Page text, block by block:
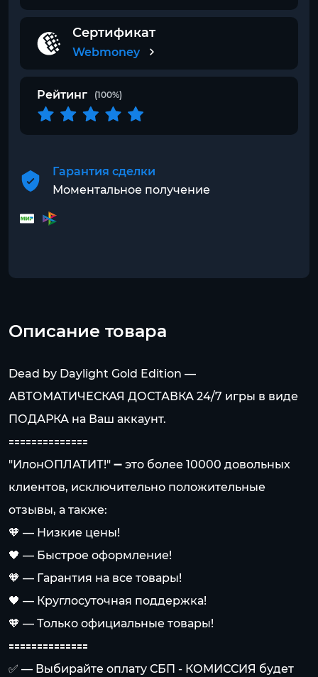
Сертификат
Webmoney
Рейтинг (100%)
Гарантия сделки
Моментальное получение
Описание товара
Dead by Daylight Gold Edition —
АВТОМАТИЧЕСКАЯ ДОСТАВКА 24/7 игры в виде
ПОДАРКА на Ваш аккаунт.
🟰🟰🟰🟰🟰🟰🟰🟰🟰🟰🟰🟰🟰🟰
"ИлонОПЛАТИТ!" ➖ это более 10000 довольных
клиентов, исключительно положительные
отзывы, а также:
🧡 — Низкие цены!
🖤 — Быстрое оформление!
🧡 — Гарантия на все товары!
🖤 — Круглосуточная поддержка!
🧡 — Только официальные товары!
🟰🟰🟰🟰🟰🟰🟰🟰🟰🟰🟰🟰🟰🟰
✅ — Выбирайте оплату СБП - КОМИССИЯ будет